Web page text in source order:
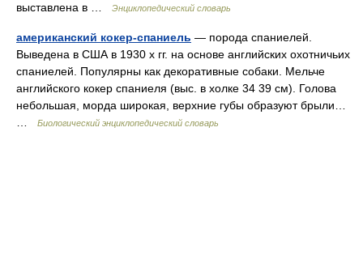
выставлена в …
Энциклопедический словарь
американский кокер-спаниель — порода спаниелей.
Выведена в США в 1930 х гг. на основе английских охотничьих
спаниелей. Популярны как декоративные собаки. Мельче
английского кокер спаниеля (выс. в холке 34 39 см). Голова
небольшая, морда широкая, верхние губы образуют брыли…
…
Биологический энциклопедический словарь